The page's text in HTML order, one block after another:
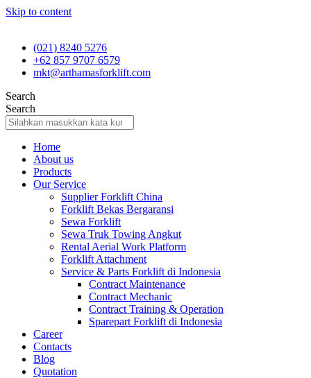
Skip to content
(021) 8240 5276
+62 857 9707 6579
mkt@arthamasforklift.com
Search
Search
Home
About us
Products
Our Service
Supplier Forklift China
Forklift Bekas Bergaransi
Sewa Forklift
Sewa Truk Towing Angkut
Rental Aerial Work Platform
Forklift Attachment
Service & Parts Forklift di Indonesia
Contract Maintenance
Contract Mechanic
Contract Training & Operation
Sparepart Forklift di Indonesia
Career
Contacts
Blog
Quotation